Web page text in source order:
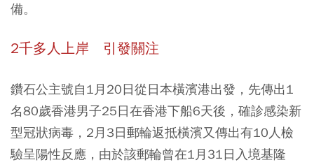
備。
2千多人上岸 引發關注
鑽石公主號自1月20日從日本橫濱港出發，先傳出1
名80歲香港男子25日在香港下船6天後，確診感染新
型冠狀病毒，2月3日郵輪返抵橫濱又傳出有10人檢
驗呈陽性反應，由於該郵輪曾在1月31日入境基隆